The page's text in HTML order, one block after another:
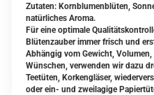
Zutaten: Kornblumenblüten,
natürliches Aroma.
Für eine optimale
Blütenzauber immer frisch und
Abhängig vom Gewicht,
Wünschen, verwenden wir dazu
Teetüten, Korkengläser,
oder ein- und zweilagige